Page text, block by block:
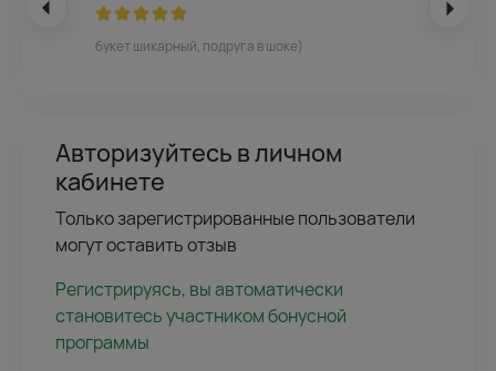
букет шикарный, подруга в шоке)
Авторизуйтесь в личном
кабинете
Только зарегистрированные пользователи
могут оставить отзыв
Регистрируясь, вы автоматически
становитесь участником бонусной
программы